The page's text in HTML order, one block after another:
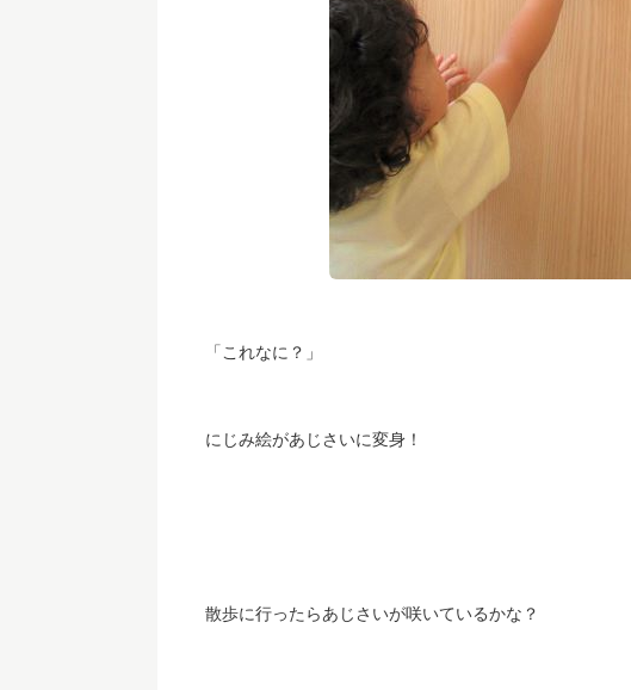
「これなに？」
にじみ絵があじさいに変身！
散歩に行ったらあじさいが咲いているかな？